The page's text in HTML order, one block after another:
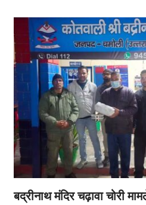
बद्रीनाथ मंदिर चढ़ावा चोरी